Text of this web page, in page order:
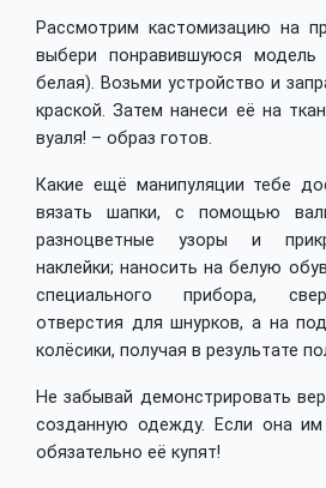
Рассмотрим кастомизацию на
выбери понравившуюся
белая). Возьми устройство и
краской. Затем нанеси её на
вуаля! – образ готов.
Какие ещё манипуляции тебе
вязать шапки, с помощью
разноцветные узоры и
наклейки; наносить на белую
специального прибора,
отверстия для шнурков, а на
колёсики, получая в результате
Не забывай демонстрировать
созданную одежду. Если она им
обязательно её купят!